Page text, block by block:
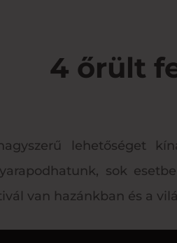
4 őrült
lehetőséget
sok
van hazánkban és a